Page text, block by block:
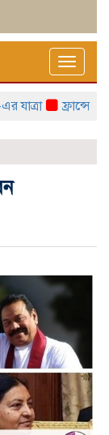
Toggle
ফ্রান্সে